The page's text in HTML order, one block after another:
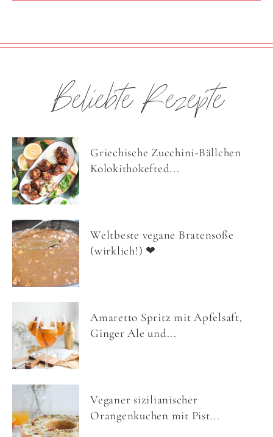
Beliebte Rezepte
Griechische Zucchini-Bällchen
Kolokithokefted...
Weltbeste vegane Bratensoße
(wirklich!) ❤
Amaretto Spritz mit Apfelsaft,
Ginger Ale und...
Veganer sizilianischer
Orangenkuchen mit Pist...